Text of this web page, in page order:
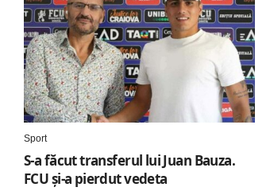
Sport
S-a făcut transferul lui Juan Bauza.
FCU și-a pierdut vedeta